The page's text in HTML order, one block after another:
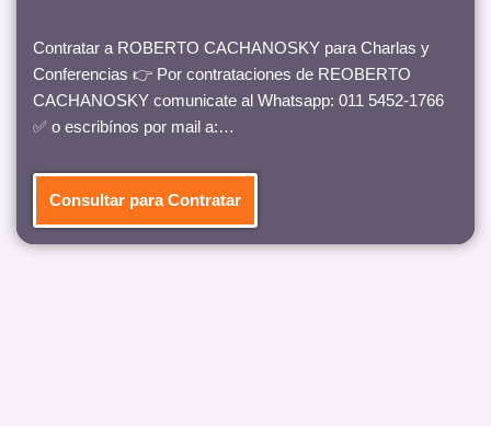
Contratar a ROBERTO CACHANOSKY para Charlas y
Conferencias 👉 Por contrataciones de REOBERTO
CACHANOSKY comunicate al Whatsapp: 011 5452-1766
✅ o escribínos por mail a:…
Consultar para Contratar